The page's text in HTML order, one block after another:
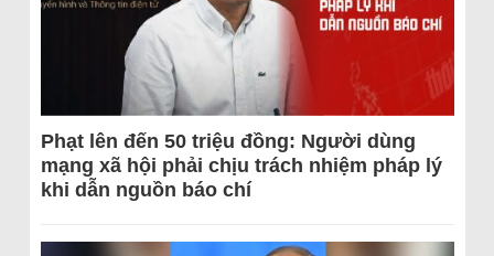
Phạt lên đến 50 triệu đồng: Người dùng
mạng xã hội phải chịu trách nhiệm pháp lý
khi dẫn nguồn báo chí